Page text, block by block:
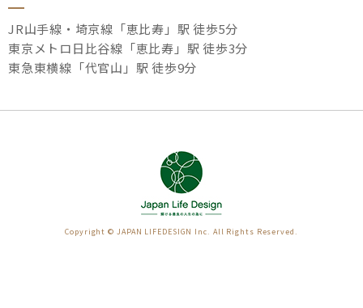
JR山手線・埼京線「恵比寿」駅 徒歩5分
東京メトロ日比谷線「恵比寿」駅 徒歩3分
東急東横線「代官山」駅 徒歩9分
Copyright © JAPAN LIFEDESIGN Inc. All Rights Reserved.